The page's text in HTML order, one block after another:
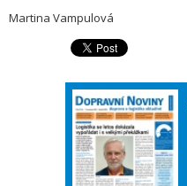
Martina Vampulová